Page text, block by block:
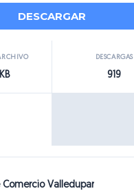
DESCARGAR
DESCARGAS
919
Valledupar